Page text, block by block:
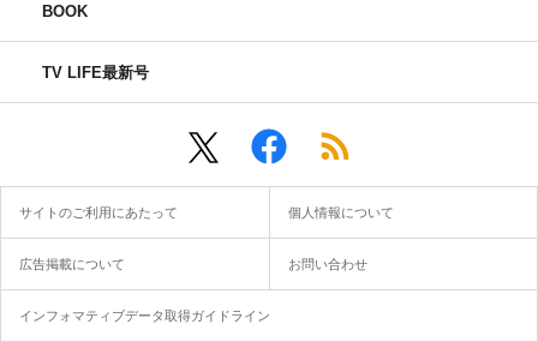
BOOK
TV LIFE最新号
サイトのご利用にあたって 個人情報について
広告掲載について お問い合わせ
インフォマティブデータ取得ガイドライン